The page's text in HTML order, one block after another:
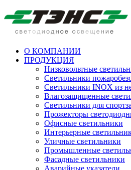
О КОМПАНИИ
ПРОДУКЦИЯ
Низковольтные
Cветильники
Светильники INOX из
Влагозащищенные
Светильники для
Прожекторы
Офисные светильники
Интерьерные
Уличные светильники
Промышленные
Фасадные светильники
Аварийные указатели